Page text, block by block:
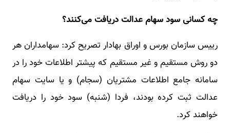
چه کسانی سود سهام عدالت دریافت می‌کنند؟
رییس سازمان بورس و اوراق بهادار تصریح کرد: سهامداران هر
دو روش مستقیم و غیر مستقیم که پیشتر اطلاعات خود را در
سامانه جامع اطلاعات مشتریان (سجام) و یا سایت سهام
عدالت ثبت کرده بودند، فردا (شنبه) سود خود را دریافت
خواهند کرد.